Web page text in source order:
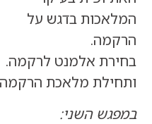
בדגש על
אלמנט לרקמה.
מלאכת הרקמה.
השני: